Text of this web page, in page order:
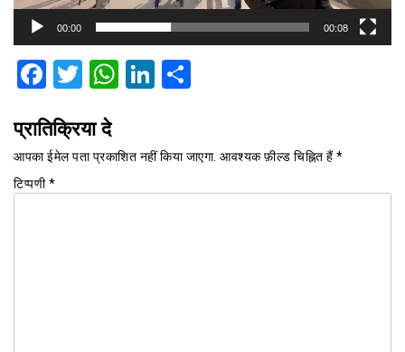
00:00 00:08
Facebook
Twitter
WhatsApp
LinkedIn
प्रातिक्रिया दे
आपका ईमेल पता प्रकाशित नहीं किया जाएगा. आवश्यक फ़ील्ड चिह्नित हैं*
टिप्पणी*